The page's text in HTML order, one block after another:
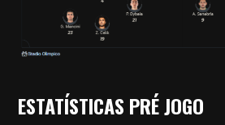
ESTATÍSTICAS PRÉ JOGO